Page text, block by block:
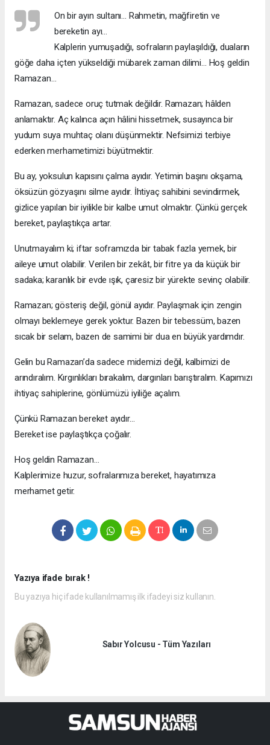
On bir ayın sultanı… Rahmetin, mağfiretin ve
bereketin ayı…
Kalplerin yumuşadığı, sofraların paylaşıldığı, duaların
göğe daha içten yükseldiği mübarek zaman dilimi… Hoş geldin
Ramazan…
Ramazan, sadece oruç tutmak değildir. Ramazan; hâlden
anlamaktır. Aç kalınca açın hâlini hissetmek, susayınca bir
yudum suya muhtaç olanı düşünmektir. Nefsimizi terbiye
ederken merhametimizi büyütmektir.
Bu ay, yoksulun kapısını çalma ayıdır. Yetimin başını okşama,
öksüzün gözyaşını silme ayıdır. İhtiyaç sahibini sevindirmek,
gizlice yapılan bir iyilikle bir kalbe umut olmaktır. Çünkü gerçek
bereket, paylaştıkça artar.
Unutmayalım ki; iftar soframızda bir tabak fazla yemek, bir
aileye umut olabilir. Verilen bir zekât, bir fitre ya da küçük bir
sadaka; karanlık bir evde ışık, çaresiz bir yürekte sevinç olabilir.
Ramazan; gösteriş değil, gönül ayıdır. Paylaşmak için zengin
olmayı beklemeye gerek yoktur. Bazen bir tebessüm, bazen
sıcak bir selam, bazen de samimi bir dua en büyük yardımdır.
Gelin bu Ramazan’da sadece midemizi değil, kalbimizi de
arındıralım. Kırgınlıkları bırakalım, dargınları barıştıralım. Kapımızı
ihtiyaç sahiplerine, gönlümüzü iyiliğe açalım.
Çünkü Ramazan bereket ayıdır…
Bereket ise paylaştıkça çoğalır.
Hoş geldin Ramazan…
Kalplerimize huzur, sofralarımıza bereket, hayatımıza
merhamet getir.
Yazıya ifade bırak !
Bu yazıya hiç ifade kullanılmamış ilk ifadeyi siz kullanın.
Sabır Yolcusu - Tüm Yazıları